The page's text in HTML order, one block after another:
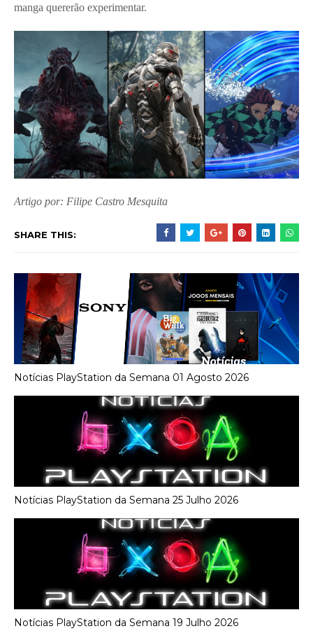
manga quererão experimentar.
Artigo por: Filipe Castro Mesquita
SHARE THIS:
Notícias PlayStation da Semana 01 Agosto 2026
Notícias PlayStation da Semana 25 Julho 2026
Notícias PlayStation da Semana 19 Julho 2026